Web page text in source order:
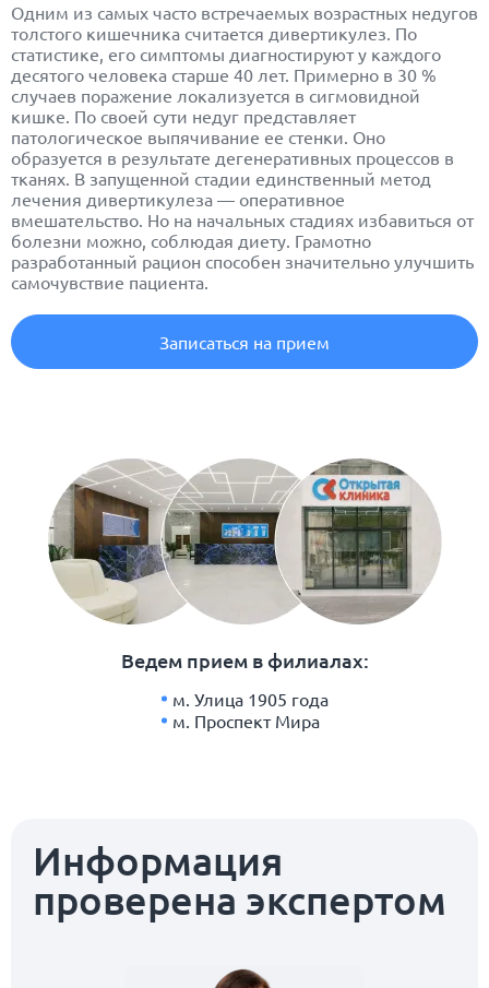
Ведем прием в филиалах:
м. Улица 1905 года
м. Проспект Мира
Одним из самых часто встречаемых возрастных недугов
толстого кишечника считается дивертикулез. По
статистике, его симптомы диагностируют у каждого
десятого человека старше 40 лет. Примерно в 30 %
случаев поражение локализуется в сигмовидной
кишке. По своей сути недуг представляет
патологическое выпячивание ее стенки. Оно
образуется в результате дегенеративных процессов в
тканях. В запущенной стадии единственный метод
лечения дивертикулеза — оперативное
вмешательство. Но на начальных стадиях избавиться от
болезни можно, соблюдая диету. Грамотно
разработанный рацион способен значительно улучшить
самочувствие пациента.
Записаться на прием
Информация
проверена экспертом